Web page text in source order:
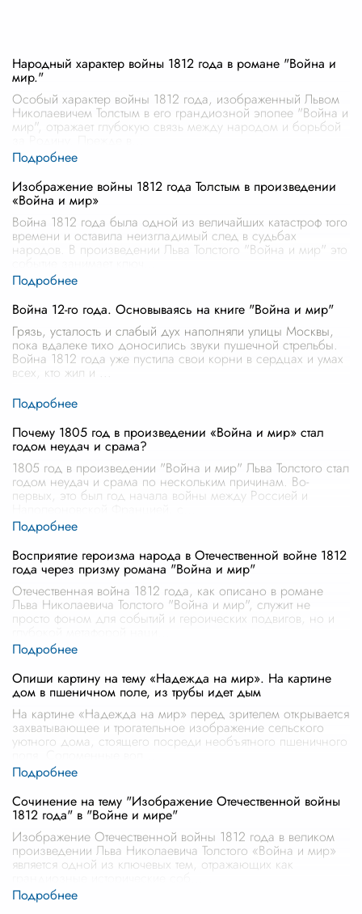
Народный характер войны 1812 года в романе "Война и
мир."
Особый характер войны 1812 года, изображенный Львом
Николаевичем Толстым в его грандиозной эпопее "Война и
мир", отражает глубокую связь между народом и борьбой
Изображение войны 1812 года Толстым в произведении
«Война и мир»
Война 1812 года была одной из величайших катастроф того
времени и оставила неизгладимый след в судьбах
народов. В произведении Льва Толстого "Война и мир" это
Война 12-го года. Основываясь на книге "Война и мир"
Грязь, усталость и слабый дух наполняли улицы Москвы,
пока вдалеке тихо доносились звуки пушечной стрельбы.
Война 1812 года уже пустила свои корни в сердцах и умах
всех, кто жил и
Почему 1805 год в произведении «Война и мир» стал
годом неудач и срама?
1805 год в произведении "Война и мир" Льва Толстого стал
годом неудач и срама по нескольким причинам. Во-
первых, это был год начала войны между Россией и
Восприятие героизма народа в Отечественной войне 1812
года через призму романа "Война и мир"
Отечественная война 1812 года, как описано в романе
Льва Николаевича Толстого "Война и мир", служит не
просто фоном для событий и героических подвигов, но и
Опиши картину на тему «Надежда на мир». На картине
дом в пшеничном поле, из трубы идет дым
На картине «Надежда на мир» перед зрителем открывается
захватывающее и трогательное изображение сельского
уютного дома, стоящего посреди необъятного пшеничного
Сочинение на тему "Изображение Отечественной войны
1812 года" в "Войне и мире"
Изображение Отечественной войны 1812 года в великом
произведении Льва Николаевича Толстого «Война и мир»
является одной из ключевых тем, отражающих как